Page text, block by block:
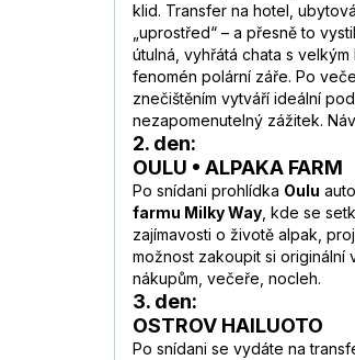
klid. Transfer na hotel,
„uprostřed“ – a přesně to
útulná, vyhřátá chata s
fenomén polární záře. Po
znečištěním vytváří ideální
nezapomenutelný zážitek.
2. den:
OULU • ALPAKA FARM
Po snídani prohlídka Oulu
farmu Milky Way , kde se
zajímavosti o životě alpak,
možnost zakoupit si
nákupům, večeře, nocleh.
3. den:
OSTROV HAILUOTO
Po snídani se vydáte na